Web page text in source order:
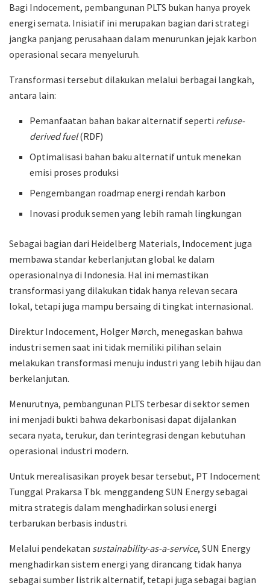
Bagi Indocement, pembangunan PLTS bukan hanya proyek
energi semata. Inisiatif ini merupakan bagian dari strategi
jangka panjang perusahaan dalam menurunkan jejak karbon
operasional secara menyeluruh.
Transformasi tersebut dilakukan melalui berbagai langkah,
antara lain:
Pemanfaatan bahan bakar alternatif seperti refuse-
derived fuel(RDF)
Optimalisasi bahan baku alternatif untuk menekan
emisi proses produksi
Pengembangan roadmap energi rendah karbon
Inovasi produk semen yang lebih ramah lingkungan
Sebagai bagian dari Heidelberg Materials, Indocement juga
membawa standar keberlanjutan global ke dalam
operasionalnya di Indonesia. Hal ini memastikan
transformasi yang dilakukan tidak hanya relevan secara
lokal, tetapi juga mampu bersaing di tingkat internasional.
Direktur Indocement, Holger Mørch, menegaskan bahwa
industri semen saat ini tidak memiliki pilihan selain
melakukan transformasi menuju industri yang lebih hijau dan
berkelanjutan.
Menurutnya, pembangunan PLTS terbesar di sektor semen
ini menjadi bukti bahwa dekarbonisasi dapat dijalankan
secara nyata, terukur, dan terintegrasi dengan kebutuhan
operasional industri modern.
Untuk merealisasikan proyek besar tersebut, PT Indocement
Tunggal Prakarsa Tbk. menggandeng SUN Energysebagai
mitra strategis dalam menghadirkan solusi energi
terbarukan berbasis industri.
Melalui pendekatan sustainability-as-a-service, SUN Energy
menghadirkan sistem energi yang dirancang tidak hanya
sebagai sumber listrik alternatif, tetapi juga sebagai bagian